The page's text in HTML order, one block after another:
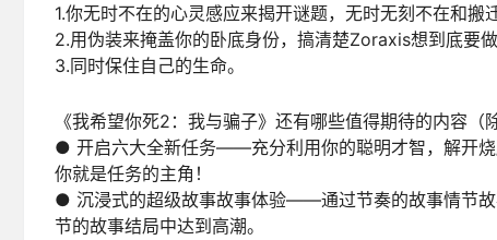
1.你无时不在的心灵感应来揭开谜题，无时无刻不在和搬
2.用伪装来掩盖你的卧底身份，搞清楚Zoraxis想到底要做
3.同时保住自己的生命。
《我希望你死2：我与骗子》还有哪些值得期待的内容（
● 开启六大全新任务——充分利用你的聪明才智，解开
你就是任务的主角！
● 沉浸式的超级故事故事体验——通过节奏的故事情节
节的故事结局中达到高潮。